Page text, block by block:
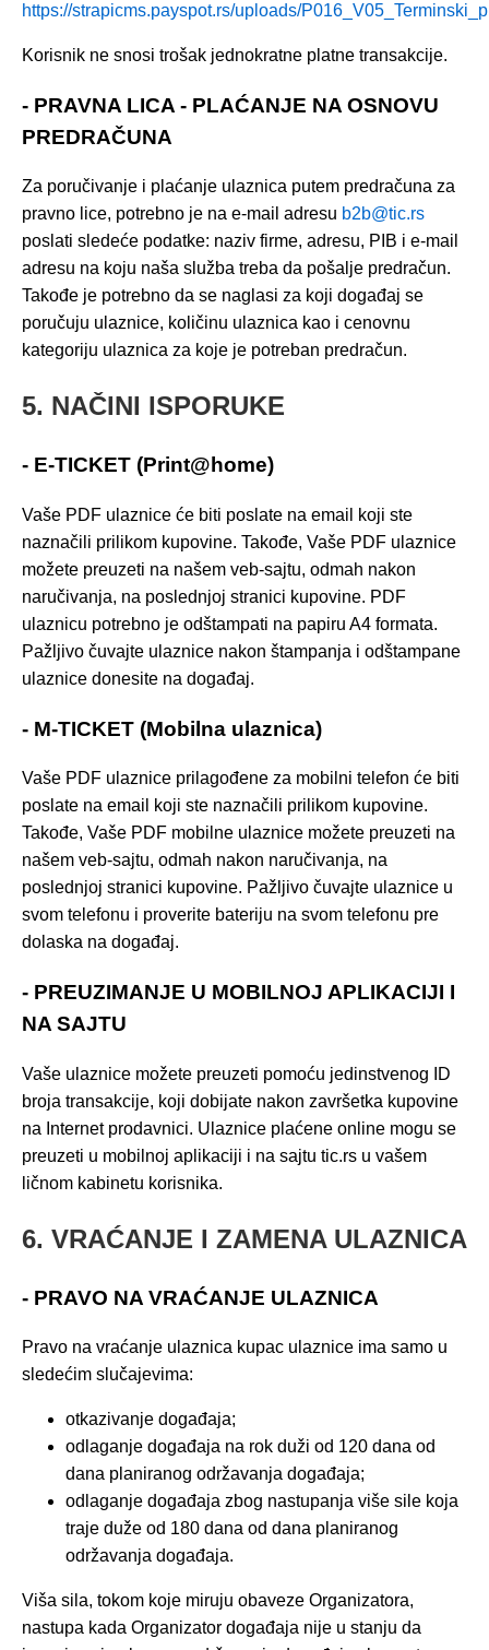
https://strapicms.payspot.rs/uploads/
Korisnik ne snosi trošak jednokratne platne transakcije.
- PRAVNA LICA - PLAĆANJE NA OSNOVU
PREDRAČUNA
Za poručivanje i plaćanje ulaznica putem predračuna za
pravno lice, potrebno je na e-mail adresu b2b@tic.rs
poslati sledeće podatke: naziv firme, adresu, PIB i e-mail
adresu na koju naša služba treba da pošalje predračun.
Takođe je potrebno da se naglasi za koji događaj se
poručuju ulaznice, količinu ulaznica kao i cenovnu
kategoriju ulaznica za koje je potreban predračun.
5. NAČINI ISPORUKE
- E-TICKET (Print@home)
Vaše PDF ulaznice će biti poslate na email koji ste
naznačili prilikom kupovine. Takođe, Vaše PDF ulaznice
možete preuzeti na našem veb-sajtu, odmah nakon
naručivanja, na poslednjoj stranici kupovine. PDF
ulaznicu potrebno je odštampati na papiru A4 formata.
Pažljivo čuvajte ulaznice nakon štampanja i odštampane
ulaznice donesite na događaj.
- M-TICKET (Mobilna ulaznica)
Vaše PDF ulaznice prilagođene za mobilni telefon će biti
poslate na email koji ste naznačili prilikom kupovine.
Takođe, Vaše PDF mobilne ulaznice možete preuzeti na
našem veb-sajtu, odmah nakon naručivanja, na
poslednjoj stranici kupovine. Pažljivo čuvajte ulaznice u
svom telefonu i proverite bateriju na svom telefonu pre
dolaska na događaj.
- PREUZIMANJE U MOBILNOJ APLIKACIJI I
NA SAJTU
Vaše ulaznice možete preuzeti pomoću jedinstvenog ID
broja transakcije, koji dobijate nakon završetka kupovine
na Internet prodavnici. Ulaznice plaćene online mogu se
preuzeti u mobilnoj aplikaciji i na sajtu tic.rs u vašem
ličnom kabinetu korisnika.
6. VRAĆANJE I ZAMENA ULAZNICA
- PRAVO NA VRAĆANJE ULAZNICA
Pravo na vraćanje ulaznica kupac ulaznice ima samo u
sledećim slučajevima:
otkazivanje događaja;
odlaganje događaja na rok duži od 120 dana od
dana planiranog održavanja događaja;
odlaganje događaja zbog nastupanja više sile koja
traje duže od 180 dana od dana planiranog
održavanja događaja.
Viša sila, tokom koje miruju obaveze Organizatora,
nastupa kada Organizator događaja nije u stanju da